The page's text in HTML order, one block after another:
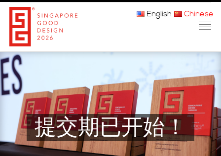
关于我们
参赛程序
品审团
English Chinese
提交期已开始！